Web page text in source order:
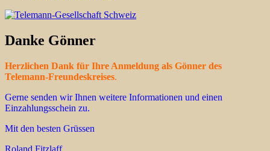
Danke Gönner
Herzlichen Dank für Ihre Anmeldung als Gönner des
Telemann-Freundeskreises.
Gerne senden wir Ihnen weitere Informationen und einen
Einzahlungsschein zu.
Mit den besten Grüssen
Roland Fitzlaff